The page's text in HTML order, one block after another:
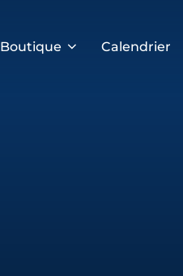
Boutique Calendrier